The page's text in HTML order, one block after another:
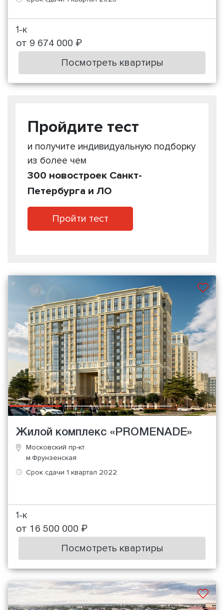
1-к
от 9 674 000 ₽
Посмотреть квартиры
Пройдите тест
и получите индивидуальную подборку
из более чем
300 новостроек Санкт-
Петербурга и ЛО
Пройти тест
Жилой комплекс «PROMENADE»
Московский пр-кт
м.Фрунзенская
Срок сдачи 1 квартал 2022
1-к
от 16 500 000 ₽
Посмотреть квартиры